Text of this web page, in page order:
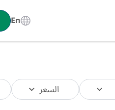
En
السعر